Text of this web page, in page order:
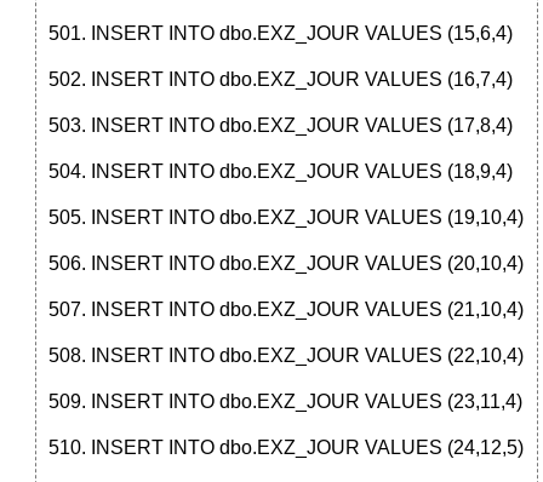
INSERT INTO dbo.EXZ_JOUR VALUES (15,6,4)
INSERT INTO dbo.EXZ_JOUR VALUES (16,7,4)
INSERT INTO dbo.EXZ_JOUR VALUES (17,8,4)
INSERT INTO dbo.EXZ_JOUR VALUES (18,9,4)
INSERT INTO dbo.EXZ_JOUR VALUES (19,10,4)
INSERT INTO dbo.EXZ_JOUR VALUES (20,10,4)
INSERT INTO dbo.EXZ_JOUR VALUES (21,10,4)
INSERT INTO dbo.EXZ_JOUR VALUES (22,10,4)
INSERT INTO dbo.EXZ_JOUR VALUES (23,11,4)
INSERT INTO dbo.EXZ_JOUR VALUES (24,12,5)